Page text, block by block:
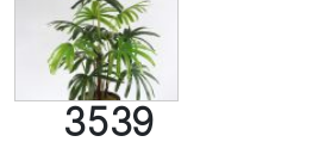
3539